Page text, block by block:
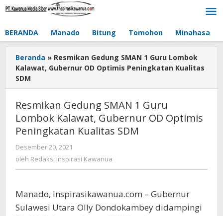
Lewati
BERANDA Manado Bitung Tomohon Minahasa
Beranda » Resmikan Gedung SMAN 1 Guru Lombok
Kalawat, Gubernur OD Optimis Peningkatan Kualitas
SDM
Resmikan Gedung SMAN 1 Guru
Lombok Kalawat, Gubernur OD Optimis
Peningkatan Kualitas SDM
Desember 20, 2021
Redaksi
oleh Redaksi Inspirasi Kawanua
Manado, Inspirasikawanua.com – Gubernur
Sulawesi Utara Olly Dondokambey didampingi